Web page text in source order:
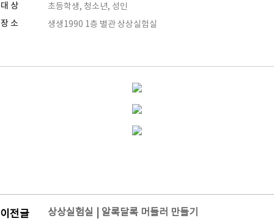
대 상 초등학생, 청소년, 성인
장 소 생생1990 1층 별관 상상실험실
이전글 상상실험실 | 알록달록 머들러 만들기